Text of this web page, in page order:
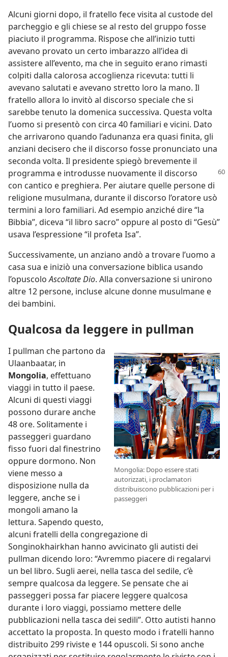
Alcuni giorni dopo, il fratello fece visita al custode del
parcheggio e gli chiese se al resto del gruppo fosse
piaciuto il programma. Rispose che all’inizio tutti
avevano provato un certo imbarazzo all’idea di
assistere all’evento, ma che in seguito erano rimasti
colpiti dalla calorosa accoglienza ricevuta: tutti li
avevano salutati e avevano stretto loro la mano. Il
fratello allora lo invitò al discorso speciale che si
sarebbe tenuto la domenica successiva. Questa volta
l’uomo si presentò con circa 40 familiari e vicini. Dato
che arrivarono quando l’adunanza era quasi finita, gli
anziani decisero che il discorso fosse pronunciato una
seconda volta. Il presidente spiegò brevemente il
programma e introdusse nuovamente il discorso
con cantico e preghiera. Per aiutare quelle persone di
religione musulmana, durante il discorso l’oratore usò
termini a loro familiari. Ad esempio anziché dire “la
Bibbia”, diceva “il libro sacro” oppure al posto di “Gesù”
usava l’espressione “il profeta Isa”.
Successivamente, un anziano andò a trovare l’uomo a
casa sua e iniziò una conversazione biblica usando
l’opuscoloAscoltate Dio. Alla conversazione si unirono
altre 12 persone, incluse alcune donne musulmane e
dei bambini.
Qualcosa da leggere in pullman
Mongolia: Dopo essere stati
autorizzati, i proclamatori
distribuiscono pubblicazioni per i
passeggeri
I pullman che partono da
Ulaanbaatar, in
Mongolia, effettuano
viaggi in tutto il paese.
Alcuni di questi viaggi
possono durare anche
48 ore. Solitamente i
passeggeri guardano
fisso fuori dal finestrino
oppure dormono. Non
viene messo a
disposizione nulla da
leggere, anche se i
mongoli amano la
lettura. Sapendo questo,
alcuni fratelli della congregazione di
Songinokhairkhan hanno avvicinato gli autisti dei
pullman dicendo loro: “Avremmo piacere di regalarvi
un bel libro. Sugli aerei, nella tasca del sedile, c’è
sempre qualcosa da leggere. Se pensate che ai
passeggeri possa far piacere leggere qualcosa
durante i loro viaggi, possiamo mettere delle
pubblicazioni nella tasca dei sedili”. Otto autisti hanno
accettato la proposta. In questo modo i fratelli hanno
distribuito 299 riviste e 144 opuscoli. Si sono anche